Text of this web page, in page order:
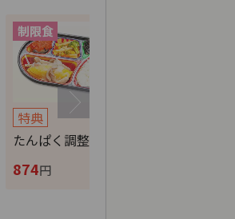
特典
たんぱく調整食
874円